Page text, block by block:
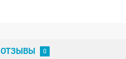
ОТЗЫВЫ